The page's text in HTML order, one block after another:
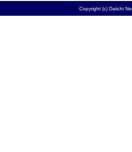
Copyright (c) Daiichi